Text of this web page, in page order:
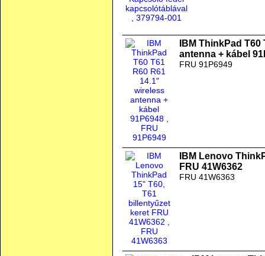
IBM ThinkPad
antenna + kábel
FRU 91P6949
IBM Lenovo
FRU 41W6362
FRU 41W6363